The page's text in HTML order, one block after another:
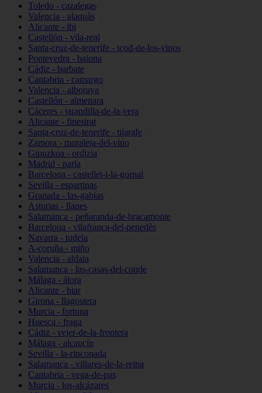
Toledo - cazalegas
Valencia - alaquàs
Alicante - ibi
Castellón - vila-real
Santa-cruz-de-tenerife - icod-de-los-vinos
Pontevedra - baiona
Cádiz - barbate
Cantabria - camargo
Valencia - alboraya
Castellón - almenara
Cáceres - jarandilla-de-la-vera
Alicante - finestrat
Santa-cruz-de-tenerife - tijarafe
Zamora - moraleja-del-vino
Gipuzkoa - ordizia
Madrid - parla
Barcelona - castellet-i-la-gornal
Sevilla - espartinas
Granada - las-gabias
Asturias - llanes
Salamanca - peñaranda-de-bracamonte
Barcelona - vilafranca-del-penedès
Navarra - tudela
A-coruña - miño
Valencia - aldaia
Salamanca - las-casas-del-conde
Málaga - álora
Alicante - biar
Girona - llagostera
Murcia - fortuna
Huesca - fraga
Cádiz - vejer-de-la-frontera
Málaga - alcaucín
Sevilla - la-rinconada
Salamanca - villares-de-la-reina
Cantabria - vega-de-pas
Murcia - los-alcázares